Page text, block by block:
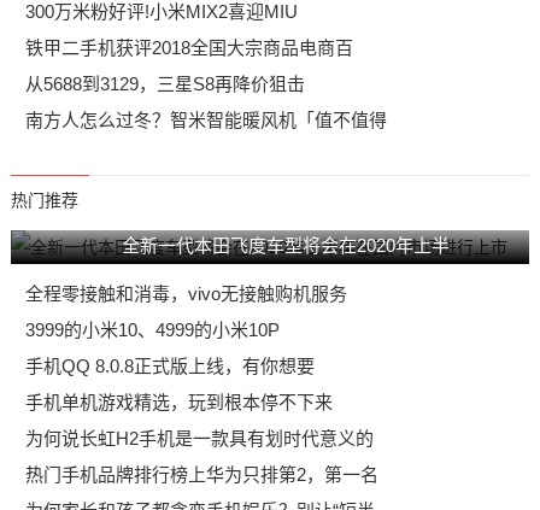
300万米粉好评!小米MIX2喜迎MIU
铁甲二手机获评2018全国大宗商品电商百
从5688到3129，三星S8再降价狙击
南方人怎么过冬？智米智能暖风机「值不值得
热门推荐
全新一代本田飞度车型将会在2020年上半
全程零接触和消毒，vivo无接触购机服务
3999的小米10、4999的小米10P
手机QQ 8.0.8正式版上线，有你想要
手机单机游戏精选，玩到根本停不下来
为何说长虹H2手机是一款具有划时代意义的
热门手机品牌排行榜上华为只排第2，第一名